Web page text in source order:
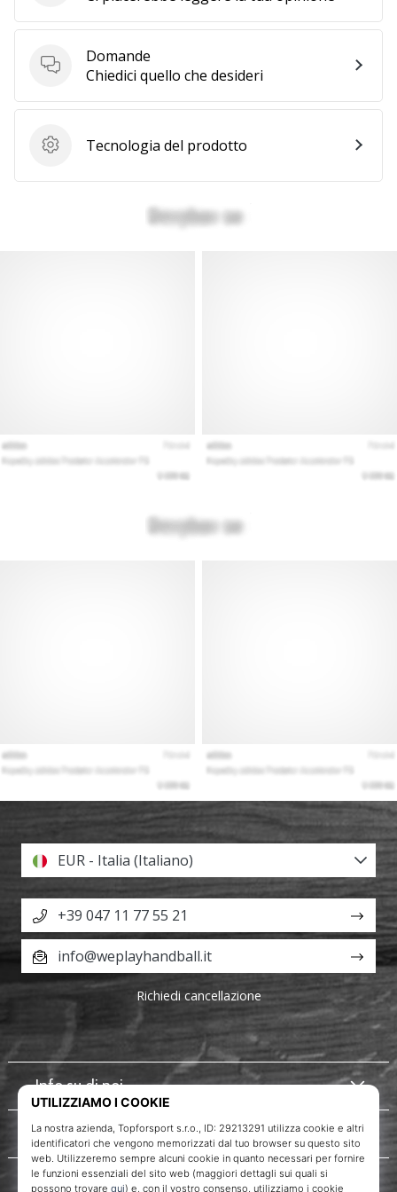
noi
Brand
Ambassador.
Mostra
tutti gli
Domande
Domande
Chiedici quello che desideri
Tecnologia del prodotto
Tecnologia del prodotto
Info su di noi
Servizio clienti
EUR - Italia (Italiano)
+39 047 11 77 55 21
info@weplayhandball.it
Richiedi cancellazione